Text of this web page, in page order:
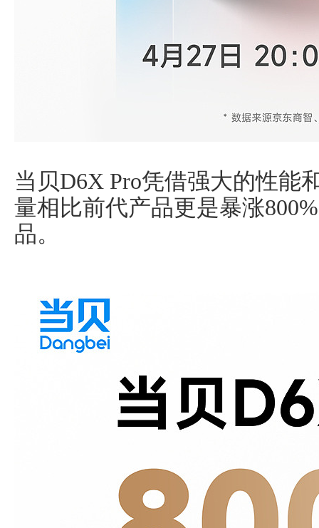
当贝D6X Pro凭借强大的性能
量相比前代产品更是暴涨
品。